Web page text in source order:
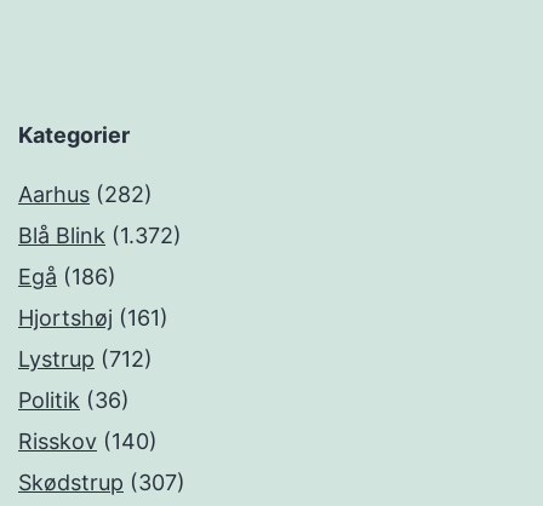
Kategorier
Aarhus (282)
Blå Blink (1.372)
Egå (186)
Hjortshøj (161)
Lystrup (712)
Politik (36)
Risskov (140)
Skødstrup (307)